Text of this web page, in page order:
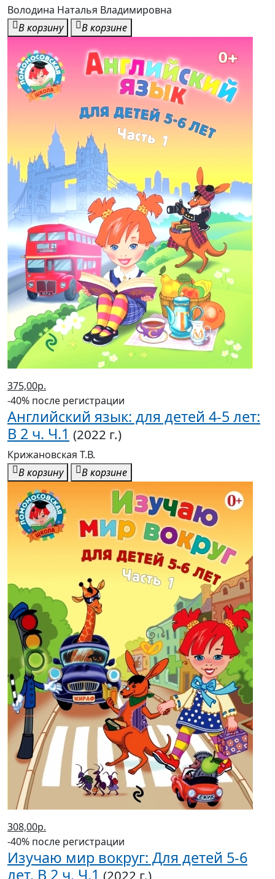
Володина Наталья Владимировна
В корзину
В корзине
375,00р.
-40% после регистрации
Английский язык: для детей 4-5 лет:
В 2 ч. Ч.1 (2022 г.)
Крижановская Т.В.
В корзину
В корзине
308,00р.
-40% после регистрации
Изучаю мир вокруг: Для детей 5-6
лет. В 2 ч. Ч.1 (2022 г.)